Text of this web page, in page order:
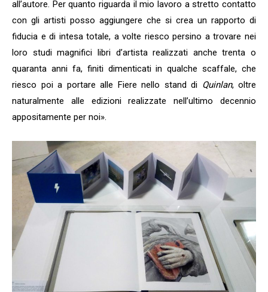
all’autore. Per quanto riguarda il mio lavoro a stretto contatto
con gli artisti posso aggiungere che si crea un rapporto di
fiducia e di intesa totale, a volte riesco persino a trovare nei
loro studi magnifici libri d’artista realizzati anche trenta o
quaranta anni fa, finiti dimenticati in qualche scaffale, che
riesco poi a portare alle Fiere nello stand di Quinlan, oltre
naturalmente alle edizioni realizzate nell’ultimo decennio
appositamente per noi».
Iscriviti alla nostra
newsletter e scarica
gratuitamentelaGuida
Mercato dell'Arte 2026!
Iscriviti subito alle news di Collezione da
Tiffany e riceverai contenuti esclusivi
dell'arte.
Completa il form e potrai scaricare subito
gratuitamente la nuova Guida Mercato
dell'Arte 2026!